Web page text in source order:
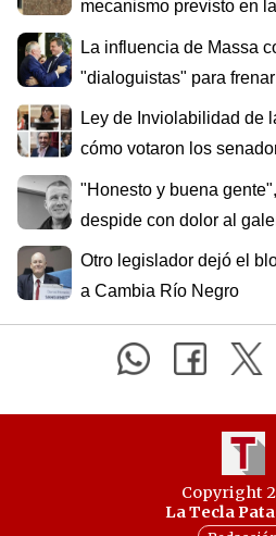
mecanismo previsto en
La influencia de Massa
"dialoguistas" para
Ley de Inviolabilidad de
cómo votaron los
"Honesto y buena
despide con dolor al
Otro legislador dejó el
a Cambia Río Negro
Copyright
La Tecla